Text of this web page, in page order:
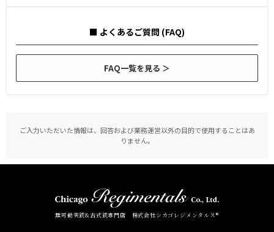
■ よくあるご質問 (FAQ)
FAQ一覧を見る ＞
ご入力いただいた情報は、回答および業務運営以外の目的で使用することはあ
りません。
無可動実銃&古式銃専門店 株式会社シカゴレジメンタルス®